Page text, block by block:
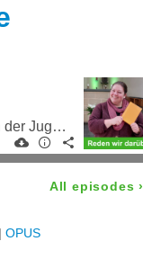
Liederbuch für junge Menschen im Einsatz in der Jugendkirche
All episodes ›
| OPUS